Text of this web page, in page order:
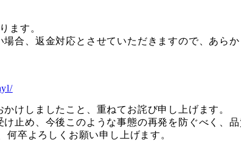
ます。
合、返金対応とさせていただきますので、あらか
けしましたこと、重ねてお詫び申し上げます。
止め、今後このような事態の再発を防ぐべく、
卒よろしくお願い申し上げます。